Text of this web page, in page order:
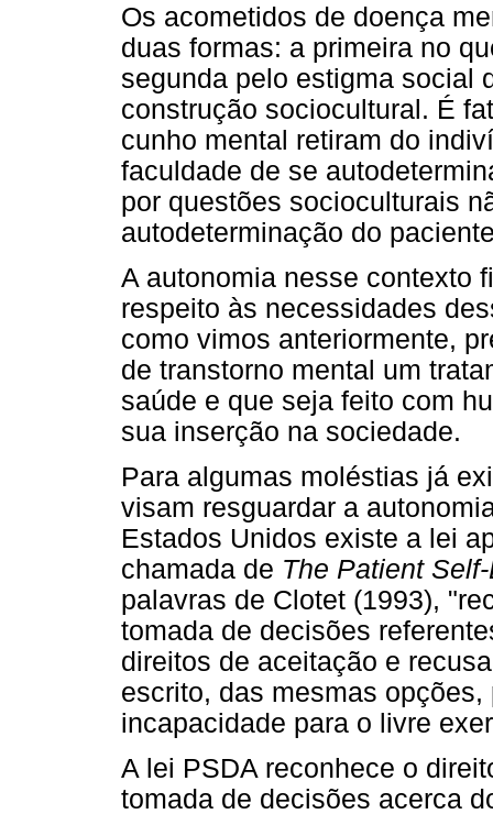
Os acometidos de doença
duas formas: a primeira no
segunda pelo estigma social
construção sociocultural. É
cunho mental retiram do
faculdade de se
por questões socioculturais
autodeterminação do
A autonomia nesse contexto
respeito às necessidades
como vimos anteriormente,
de transtorno mental um
saúde e que seja feito com
sua inserção na sociedade.
Para algumas moléstias já
visam resguardar a
Estados Unidos existe a lei
chamada de The Patient
palavras de Clotet (1993),
tomada de decisões
direitos de aceitação e
escrito, das mesmas
incapacidade para o livre
A lei PSDA reconhece o
tomada de decisões acerca